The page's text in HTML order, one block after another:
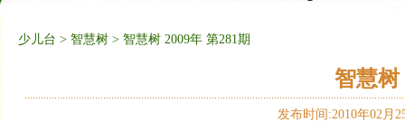
少儿台 > 智慧树 > 智慧树 2009年 第281期
智慧树
发布时间:2010年02月